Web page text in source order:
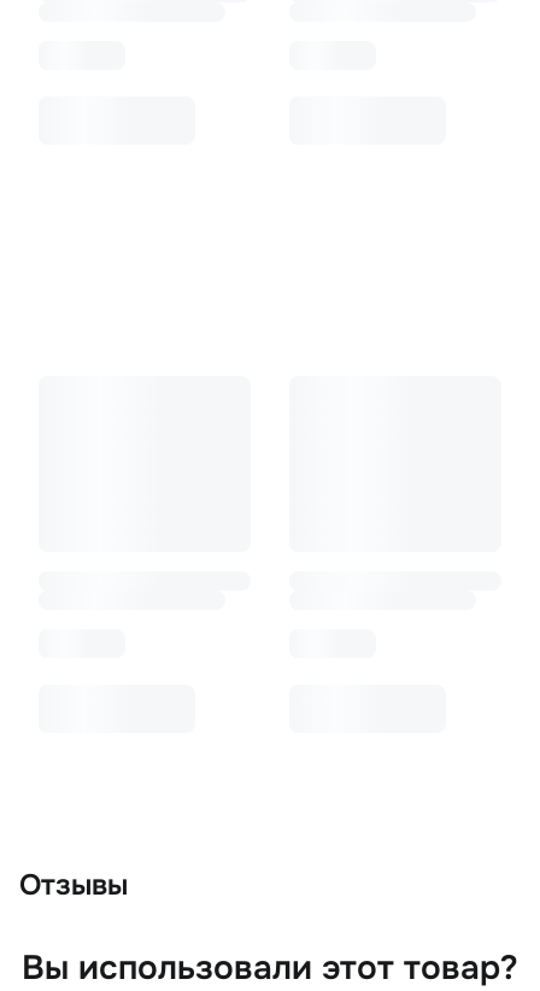
Отзывы
Вы использовали этот товар?